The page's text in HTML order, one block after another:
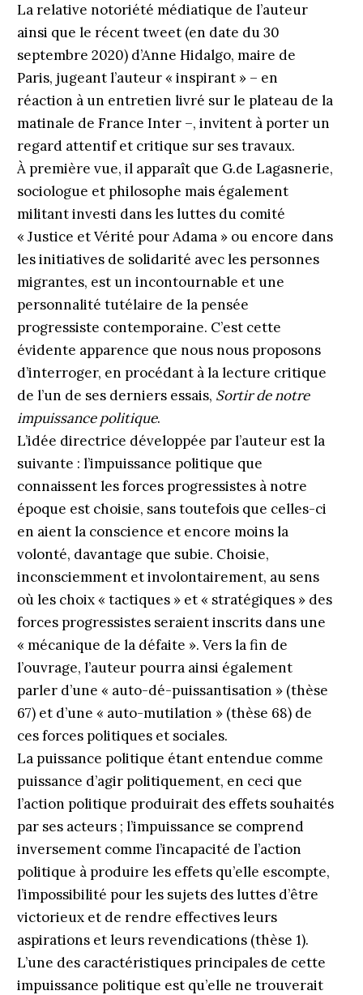
La relative notoriété médiatique de l’auteur
ainsi que le récent tweet (en date du 30
septembre 2020) d’Anne Hidalgo, maire de
Paris, jugeant l’auteur « inspirant » – en
réaction à un entretien livré sur le plateau de la
matinale de France Inter –, invitent à porter un
regard attentif et critique sur ses travaux.
À première vue, il apparaît que G.de Lagasnerie,
sociologue et philosophe mais également
militant investi dans les luttes du comité
« Justice et Vérité pour Adama » ou encore dans
les initiatives de solidarité avec les personnes
mi­grantes, est un incontournable et une
personnalité tutélaire de la pensée
progressiste contemporaine. C’est cette
évidente apparence que nous nous proposons
d’interroger, en procédant à la lecture critique
de l’un de ses derniers essais, Sortir de notre
impuissance politique.
L’idée directrice développée par l’auteur est la
suivante : l’impuissance politique que
connaissent les forces progressistes à notre
époque est choisie, sans toutefois que celles-ci
en aient la conscience et encore moins la
volonté, davantage que subie. Choisie,
inconsciemment et involontairement, au sens
où les choix « tactiques » et « stratégiques » des
forces progressistes seraient inscrits dans une
« mécanique de la défaite ». Vers la fin de
l’ouvrage, l’auteur pourra ainsi également
parler d’une « auto-dé-puissantisation » (thèse
67) et d’une « auto-mutilation » (thèse 68) de
ces forces politiques et sociales.
La puissance politique étant entendue comme
puissance d’agir politiquement, en ceci que
l’action politique produirait des effets souhaités
par ses acteurs ; l’impuissance se comprend
inversement comme l’incapacité de l’action
politique à produire les effets qu’elle escompte,
l’impossibilité pour les sujets des luttes d’être
victorieux et de rendre effectives leurs
aspirations et leurs revendications (thèse 1).
L’une des caractéristiques principales de cette
impuissance politique est qu’elle ne trouverait